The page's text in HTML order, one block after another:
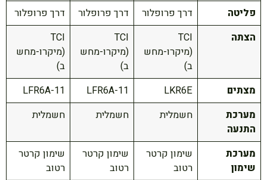
פליטה דרך פרופלור דרך פרופלור
דרך פרופלור
הצתה
TCI
(מיקרו-מחש
ב)
TCI
(מיקרו-מחש
ב)
TCI
(מיקרו-מחש
ב)
מצתים
LKR6E
LFR6A-11
LFR6A-11
מערכת
התנעה
חשמלית חשמלית חשמלית
מערכת
שימון
שימון קרטר
רטוב
שימון קרטר
רטוב
שימון קרטר
רטוב